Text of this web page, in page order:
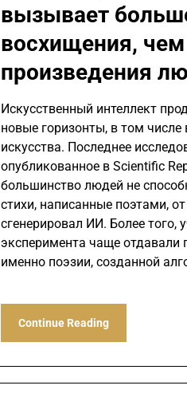
вызывает
восхищения, чем
произведения
Искусственный интеллект
новые горизонты, в том числе
искусства. Последнее
опубликованное в Scientific
большинство людей не
стихи, написанные поэтами,
сгенерировал ИИ. Более того,
эксперимента чаще отдавали
именно поэзии, созданной
Continue Reading